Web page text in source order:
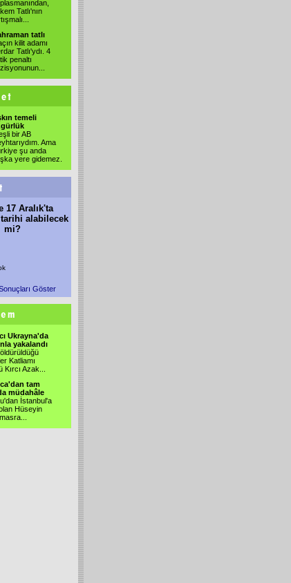
Tatlı'nın
tatlı
kilit adamı
Tatlı'ydı. 4
penaltı
temeli
bir AB
Ama
şu anda
yere gidemez.
17 Aralık'ta
alabilecek
mi?
Göster
Ukrayna'da
yakalandı
Katliamı
Kırcı Azak
tam
müdahâle
İstanbul'a
Hüseyin